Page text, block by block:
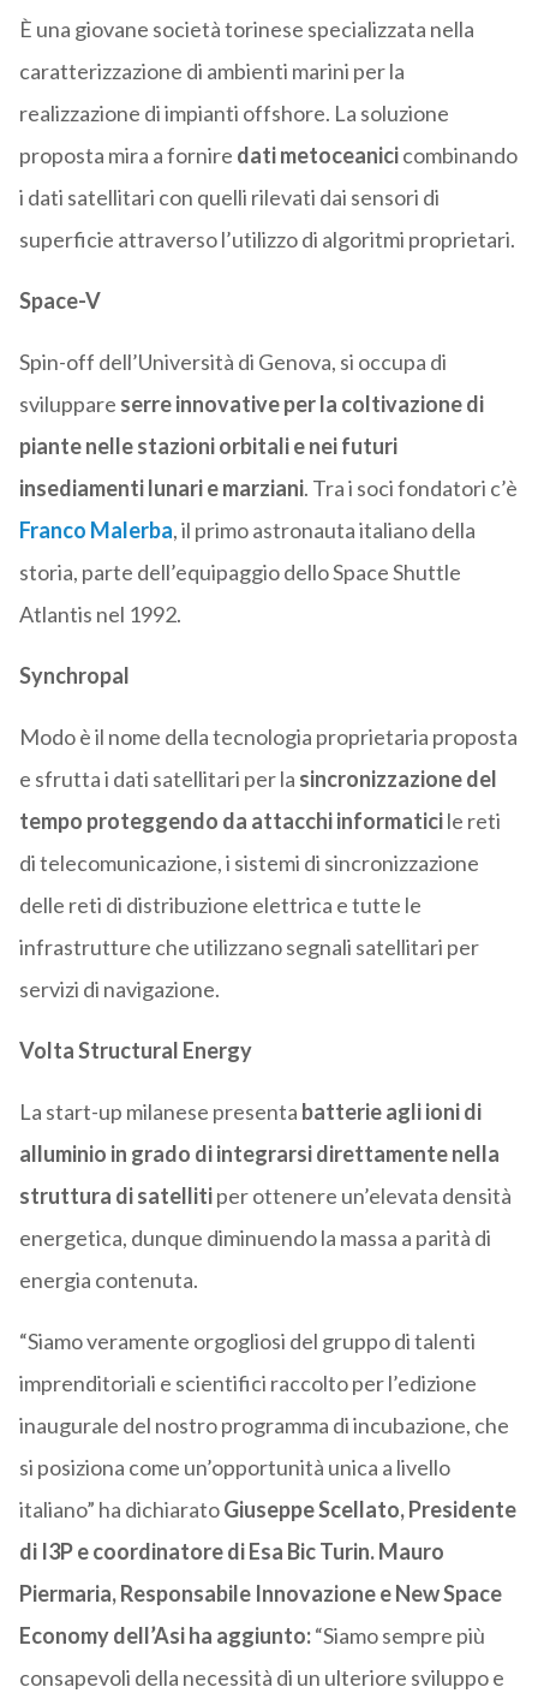
È una giovane società torinese specializzata nella
caratterizzazione di ambienti marini per la
realizzazione di impianti offshore. La soluzione
proposta mira a fornire dati metoceanicicombinando
i dati satellitari con quelli rilevati dai sensori di
superficie attraverso l’utilizzo di algoritmi proprietari.
Space-V
Spin-off dell’Università di Genova, si occupa di
sviluppare serre innovative per la coltivazione di
piante nelle stazioni orbitali e nei futuri
insediamenti lunari e marziani. Tra i soci fondatori c’è
Franco Malerba, il primo astronauta italiano della
storia, parte dell’equipaggio dello Space Shuttle
Atlantis nel 1992.
Synchropal
Modo è il nome della tecnologia proprietaria proposta
e sfrutta i dati satellitari per la sincronizzazione del
tempo proteggendo da attacchi informaticile reti
di telecomunicazione, i sistemi di sincronizzazione
delle reti di distribuzione elettrica e tutte le
infrastrutture che utilizzano segnali satellitari per
servizi di navigazione.
Volta Structural Energy
La start-up milanese presenta batterie agli ioni di
alluminio in grado di integrarsi direttamente nella
struttura di satellitiper ottenere un’elevata densità
energetica, dunque diminuendo la massa a parità di
energia contenuta.
“Siamo veramente orgogliosi del gruppo di talenti
imprenditoriali e scientifici raccolto per l’edizione
inaugurale del nostro programma di incubazione, che
si posiziona come un’opportunità unica a livello
italiano” ha dichiaratoGiuseppe Scellato, Presidente
di I3P e coordinatore di Esa Bic Turin.Mauro
Piermaria, Responsabile Innovazione e New Space
Economy dell’Asi ha aggiunto:“Siamo sempre più
consapevoli della necessità di un ulteriore sviluppo e